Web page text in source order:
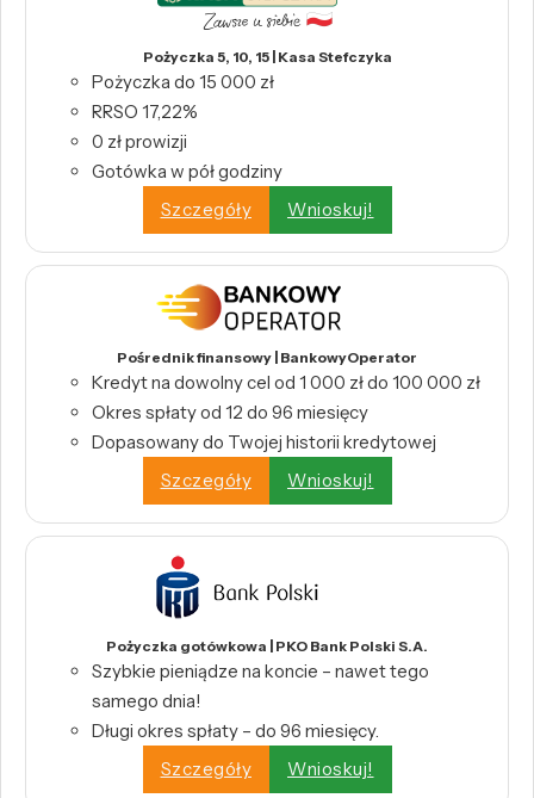
Pożyczka 5, 10, 15 | Kasa Stefczyka
Pożyczka do 15 000 zł
RRSO 17,22%
0 zł prowizji
Gotówka w pół godziny
Szczegóły
Wnioskuj!
Pośrednik finansowy | BankowyOperator
Kredyt na dowolny cel od 1 000 zł do 100 000 zł
Okres spłaty od 12 do 96 miesięcy
Dopasowany do Twojej historii kredytowej
Szczegóły
Wnioskuj!
Pożyczka gotówkowa | PKO Bank Polski S.A.
Szybkie pieniądze na koncie – nawet tego
samego dnia!
Długi okres spłaty – do 96 miesięcy.
Szczegóły
Wnioskuj!